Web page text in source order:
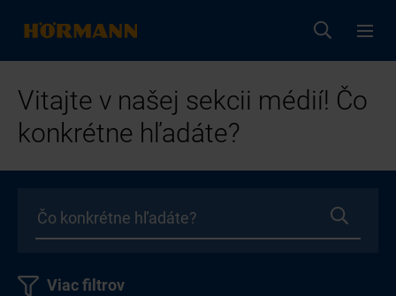
Vitajte v našej sekcii médií! Čo
konkrétne hľadáte?
Viac filtrov